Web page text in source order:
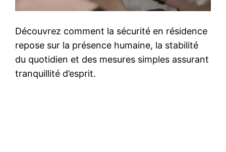
Découvrez comment la sécurité en résidence
repose sur la présence humaine, la stabilité
du quotidien et des mesures simples assurant
tranquillité d’esprit.